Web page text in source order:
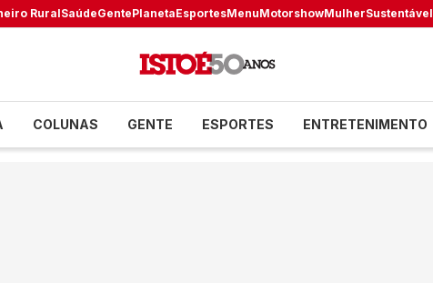
RuralSaúdeGentePlanetaEsportesMenuMotorshowMulherSustentável
COLUNAS GENTE ESPORTES ENTRETENIMENTO